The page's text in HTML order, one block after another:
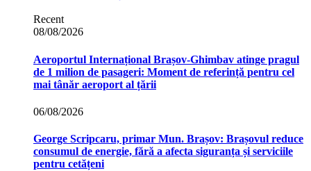
Recent
08/08/2026
Aeroportul Internațional Brașov‑Ghimbav atinge pragul
de 1 milion de pasageri: Moment de referință pentru cel
mai tânăr aeroport al țării
06/08/2026
George Scripcaru, primar Mun. Brașov: Brașovul reduce
consumul de energie, fără a afecta siguranța și serviciile
pentru cetățeni